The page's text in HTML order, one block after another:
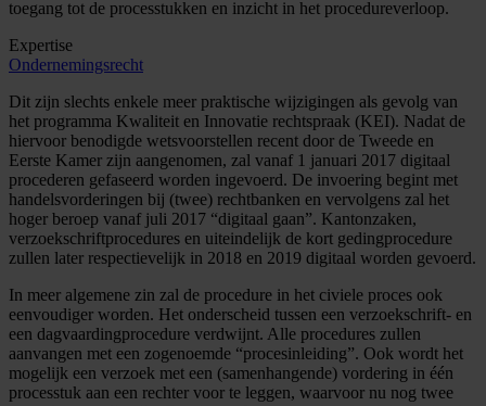
toegang tot de processtukken en inzicht in het procedureverloop.
Expertise
Ondernemingsrecht
Dit zijn slechts enkele meer praktische wijzigingen als gevolg van
het programma Kwaliteit en Innovatie rechtspraak (KEI). Nadat de
hiervoor benodigde wetsvoorstellen recent door de Tweede en
Eerste Kamer zijn aangenomen, zal vanaf 1 januari 2017 digitaal
procederen gefaseerd worden ingevoerd. De invoering begint met
handelsvorderingen bij (twee) rechtbanken en vervolgens zal het
hoger beroep vanaf juli 2017 “digitaal gaan”. Kantonzaken,
verzoekschriftprocedures en uiteindelijk de kort gedingprocedure
zullen later respectievelijk in 2018 en 2019 digitaal worden gevoerd.
In meer algemene zin zal de procedure in het civiele proces ook
eenvoudiger worden. Het onderscheid tussen een verzoekschrift- en
een dagvaardingprocedure verdwijnt. Alle procedures zullen
aanvangen met een zogenoemde “procesinleiding”. Ook wordt het
mogelijk een verzoek met een (samenhangende) vordering in één
processtuk aan een rechter voor te leggen, waarvoor nu nog twee